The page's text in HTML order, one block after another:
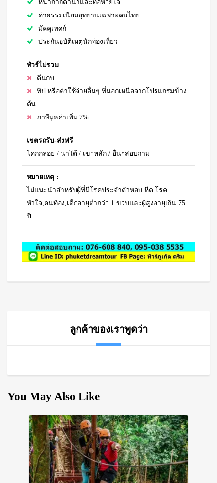
หน้ากากดำน้ำและท่อหายใจ
ค่าธรรมเนียมอุทยานเฉพาะคนไทย
มัคคุเทศก์
ประกันอุบัติเหตุนักท่องเที่ยว
ทัวร์ไม่รวม
ตีนกบ
ทิป หรือค่าใช้จ่ายอื่นๆ ที่นอกเหนือจากโปรแกรมข้าง
ต้น
ภาษีมูลค่าเพิ่ม 7%
เขตรถรับ-ส่งฟรี
โคกกลอย / นาใต้ / เขาหลัก / อื่นๆสอบถาม
หมายเหตุ :
ไม่แนะนำสำหรับผู้ที่มีโรคประจำตัวหอบ หืด โรค
หัวใจ,คนท้อง,เด็กอายุต่ำกว่า 1 ขวบและผู้สูงอายุเกิน 75
ปี
ลูกค้าของเราพูดว่า
You May Also Like